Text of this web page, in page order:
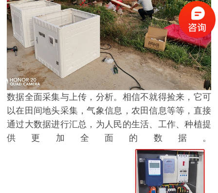
数据全面采集与上传，分析。相信不就得捡来，它可
以在田间地头采集，气象信息，农田信息等等，直接
通过大数据进行汇总，为人民的生活、工作、种植提
供更加全面的数据。